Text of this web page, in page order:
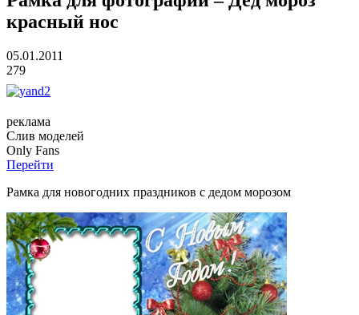
красный нос
05.01.2011
279
реклама
Слив моделей
Only Fans
Перейти
Рамка для новогодних праздников с дедом морозом